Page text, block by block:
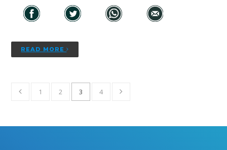
READ MORE
1 2 3 4